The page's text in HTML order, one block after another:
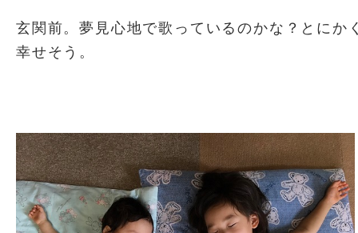
玄関前。夢見心地で歌っているのかな？とにか
幸せそう。